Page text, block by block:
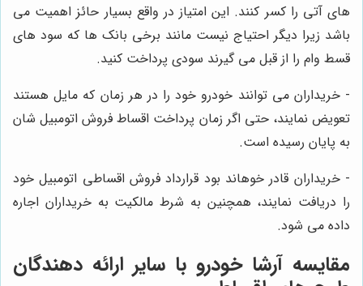
های آتی را کسر کنند. این امتیاز در واقع بسیار حائز اهمیت می
باشد زیرا دیگر احتیاج نیست مانند برخی بانک ها که سود های
قسط وام را از قبل می گیرند سودی پرداخت کنید.
- خریداران می توانند خودرو خود را در هر زمان که مایل هستند
تعویض نمایند، حتی اگر زمان پرداخت اقساط فروش اتومبیل شان
به پایان رسیده است.
- خریداران قادر خوهاند بود قرارداد فروش اقساطی اتومبیل خود
را دریافت نمایند، همچنین به شرط مالکیت به خریداران اجاره
داده می شود.
مقایسه آرشا خودرو با سایر ارائه دهندگان